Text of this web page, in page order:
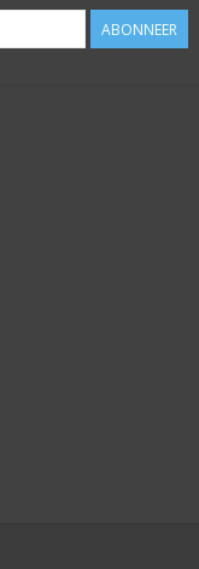
ABONNEER